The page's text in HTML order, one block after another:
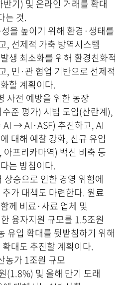
기) 및 온라인 거래를 확대
는 것.
을 높이기 위해 환경·생태를
, 선제적 가축 방역시스템
생 최소화를 위해 환경친화적
, 민·관 협업 기반으로 선제적
할 계획이다.
사전 예방을 위한 농장
준 평가) 시범 도입(산란계),
AI → AI·ASF) 추진하고, AI
대해 예찰 강화, 신규 유입
프리카마역) 백신 비축 등
는 방침이다.
상승으로 인한 경영 위험에
가 대책도 마련한다. 원료
께 비료·사료 업체 및
융자지원 규모를 1.5조원
유입 확대를 뒷받침하기 위해
대도 추진할 계획이다.
농가 1조원 규모
(1.8%) 및 올해 만기 도래